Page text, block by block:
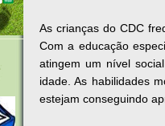
As crianças do CDC
Com a educação
atingem um nível
idade. As habilidades
estejam conseguindo